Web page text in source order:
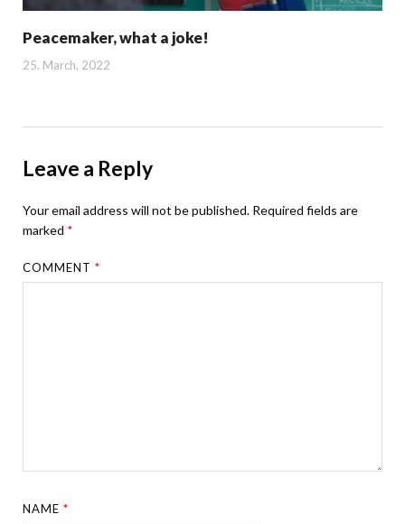
Peacemaker, what a joke!
25. March, 2022
Leave a Reply
Your email address will not be published. Required fields are
marked *
COMMENT*
NAME*